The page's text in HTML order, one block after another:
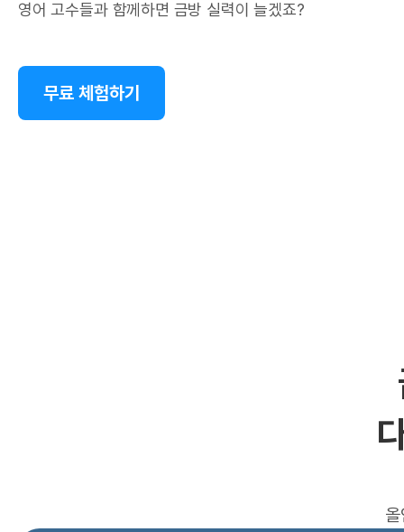
영어 고수들과 함께하면 금방 실력이 늘겠죠?
무료 체험하기